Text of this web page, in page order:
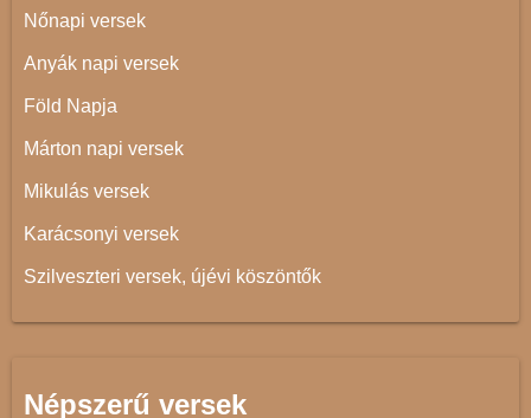
Nőnapi versek
Anyák napi versek
Föld Napja
Márton napi versek
Mikulás versek
Karácsonyi versek
Szilveszteri versek, újévi köszöntők
Népszerű versek